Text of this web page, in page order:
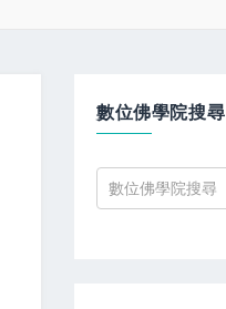
數位佛學院搜尋